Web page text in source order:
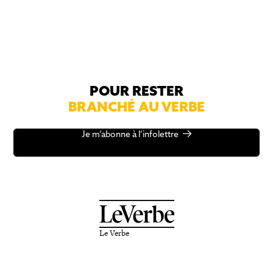
POUR RESTER
BRANCHÉ AU VERBE
Je m’abonne à l’infolettre
Le Verbe